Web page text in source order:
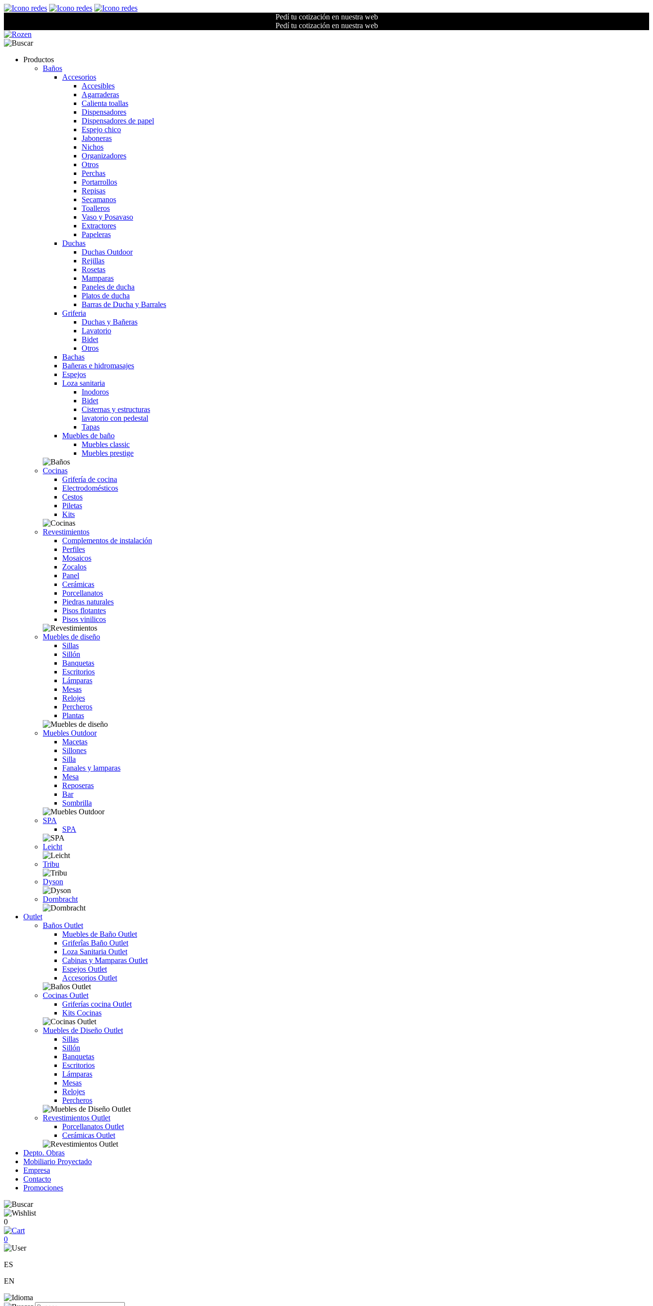
Pedí tu cotización en nuestra web
Pedí tu cotización en nuestra web
Productos
Baños
Accesorios
Accesibles
Agarraderas
Calienta toallas
Dispensadores
Dispensadores de papel
Espejo chico
Jaboneras
Nichos
Organizadores
Otros
Perchas
Portarrollos
Repisas
Secamanos
Toalleros
Vaso y Posavaso
Extractores
Papeleras
Duchas
Duchas Outdoor
Rejillas
Rosetas
Mamparas
Paneles de ducha
Platos de ducha
Barras de Ducha y Barrales
Griferia
Duchas y Bañeras
Lavatorio
Bidet
Otros
Bachas
Bañeras e hidromasajes
Espejos
Loza sanitaria
Inodoros
Bidet
Cisternas y estructuras
lavatorio con pedestal
Tapas
Muebles de baño
Muebles classic
Muebles prestige
Cocinas
Grifería de cocina
Electrodomésticos
Cestos
Piletas
Kits
Revestimientos
Complementos de instalación
Perfiles
Mosaicos
Zocalos
Panel
Cerámicas
Porcellanatos
Piedras naturales
Pisos flotantes
Pisos vinilicos
Muebles de diseño
Sillas
Sillón
Banquetas
Escritorios
Lámparas
Mesas
Relojes
Percheros
Plantas
Muebles Outdoor
Macetas
Sillones
Silla
Fanales y lamparas
Mesa
Reposeras
Bar
Sombrilla
SPA
SPA
Leicht
Tribu
Dyson
Dornbracht
Outlet
Baños Outlet
Muebles de Baño Outlet
Griferîas Baño Outlet
Loza Sanitaria Outlet
Cabinas y Mamparas Outlet
Espejos Outlet
Accesorios Outlet
Cocinas Outlet
Griferías cocina Outlet
Kits Cocinas
Muebles de Diseño Outlet
Sillas
Sillón
Banquetas
Escritorios
Lámparas
Mesas
Relojes
Percheros
Revestimientos Outlet
Porcellanatos Outlet
Cerámicas Outlet
Depto. Obras
Mobiliario Proyectado
Empresa
Contacto
Promociones
0
0
ES
EN